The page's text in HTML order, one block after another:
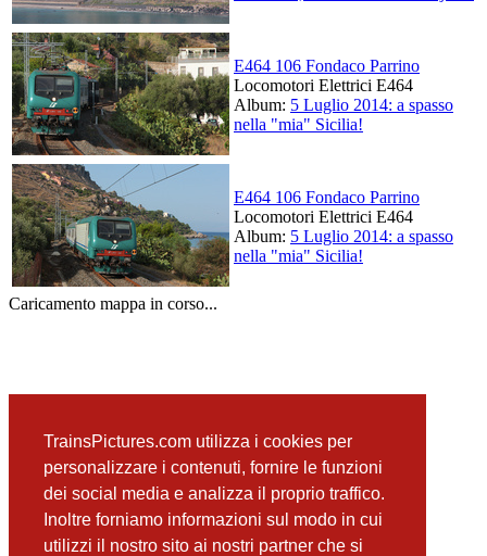
TrainsPictures.com utilizza i cookies per
personalizzare i contenuti, fornire le funzioni
dei social media e analizza il proprio traffico.
Inoltre forniamo informazioni sul modo in cui
utilizzi il nostro sito ai nostri partner che si
E464 106 Fondaco Parrino
Locomotori Elettrici E464
Album: 5 Luglio 2014: a spasso
nella "mia" Sicilia!
E464 106 Fondaco Parrino
Locomotori Elettrici E464
Album: 5 Luglio 2014: a spasso
nella "mia" Sicilia!
Caricamento mappa in corso...